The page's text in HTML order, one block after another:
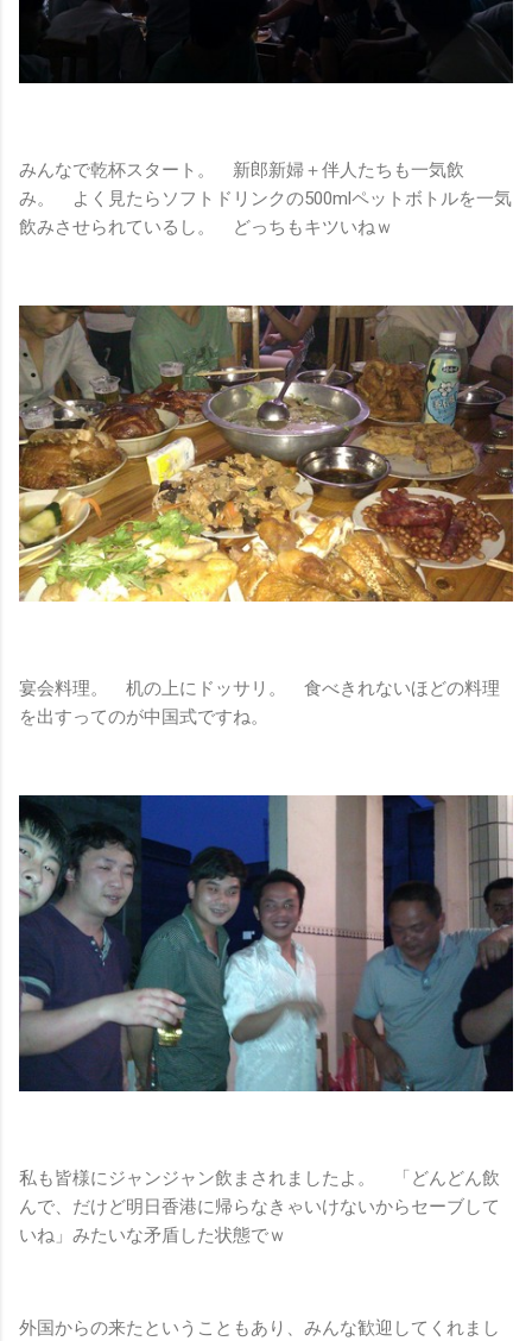
みんなで乾杯スタート。 新郎新婦＋伴人たちも一気飲
み。 よく見たらソフトドリンクの500mlペットボトルを一気
飲みさせられているし。 どっちもキツいねｗ
宴会料理。 机の上にドッサリ。 食べきれないほどの料理
を出すってのが中国式ですね。
私も皆様にジャンジャン飲まされましたよ。 「どんどん飲
んで、だけど明日香港に帰らなきゃいけないからセーブして
いね」みたいな矛盾した状態でｗ
外国からの来たということもあり、みんな歓迎してくれまし